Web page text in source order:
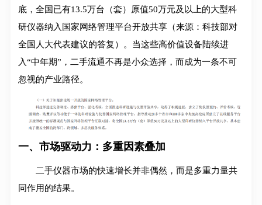
底，全国已有13.5万台（套）原值50万元及以上的大型科
研仪器纳入国家网络管理平台开放共享（来源：科技部对
全国人大代表建议的答复）。当这些高价值设备陆续进
入“中年期”，二手流通不再是小众选择，而成为一条不可
忽视的产业路径。
一、市场驱动力：多重因素叠加
二手仪器市场的快速增长并非偶然，而是多重力量共
同作用的结果。